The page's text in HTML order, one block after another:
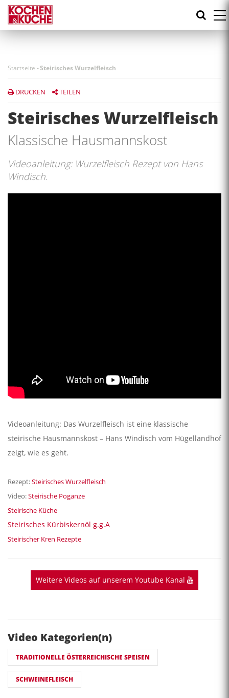
Direkt
zum
Inhalt
Startseite -Steirisches Wurzelfleisch
DRUCKEN TEILEN
Steirisches Wurzelfleisch
Klassische Hausmannskost
Videoanleitung: Wurzelfleisch Rezept von Hans
Windisch.
Videoanleitung: Das Wurzelfleisch ist eine klassische
steirische Hausmannskost – Hans Windisch vom Hügellandhof
zeigt, wie es geht.
Rezept:Steirisches Wurzelfleisch
Video:Steirische Poganze
Steirische Küche
Steirisches Kürbiskernöl g.g.A
Steirischer Kren Rezepte
Weitere Videos auf unserem Youtube Kanal
Video Kategorien(n)
TRADITIONELLE ÖSTERREICHISCHE SPEISEN
SCHWEINEFLEISCH